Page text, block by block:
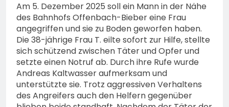
Am 5. Dezember 2025 soll ein Mann in der Nähe
des Bahnhofs Offenbach-Bieber eine Frau
angegriffen und sie zu Boden geworfen haben.
Die 38-jährige Frau T. eilte sofort zur Hilfe, stellte
sich schützend zwischen Täter und Opfer und
setzte einen Notruf ab. Durch ihre Rufe wurde
Andreas Kaltwasser aufmerksam und
unterstützte sie. Trotz aggressiven Verhaltens
des Angreifers auch den Helfern gegenüber